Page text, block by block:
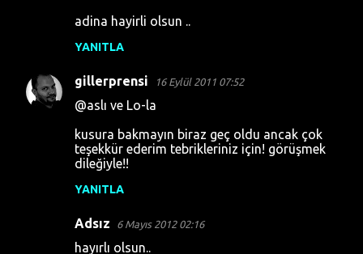
adina hayirli olsun ..
YANITLA
gillerprensi 16 Eylül 2011 07:52
@aslı ve Lo-la
kusura bakmayın biraz geç oldu ancak çok
teşekkür ederim tebrikleriniz için! görüşmek
dileğiyle!!
YANITLA
Adsız 6 Mayıs 2012 02:16
hayırlı olsun..